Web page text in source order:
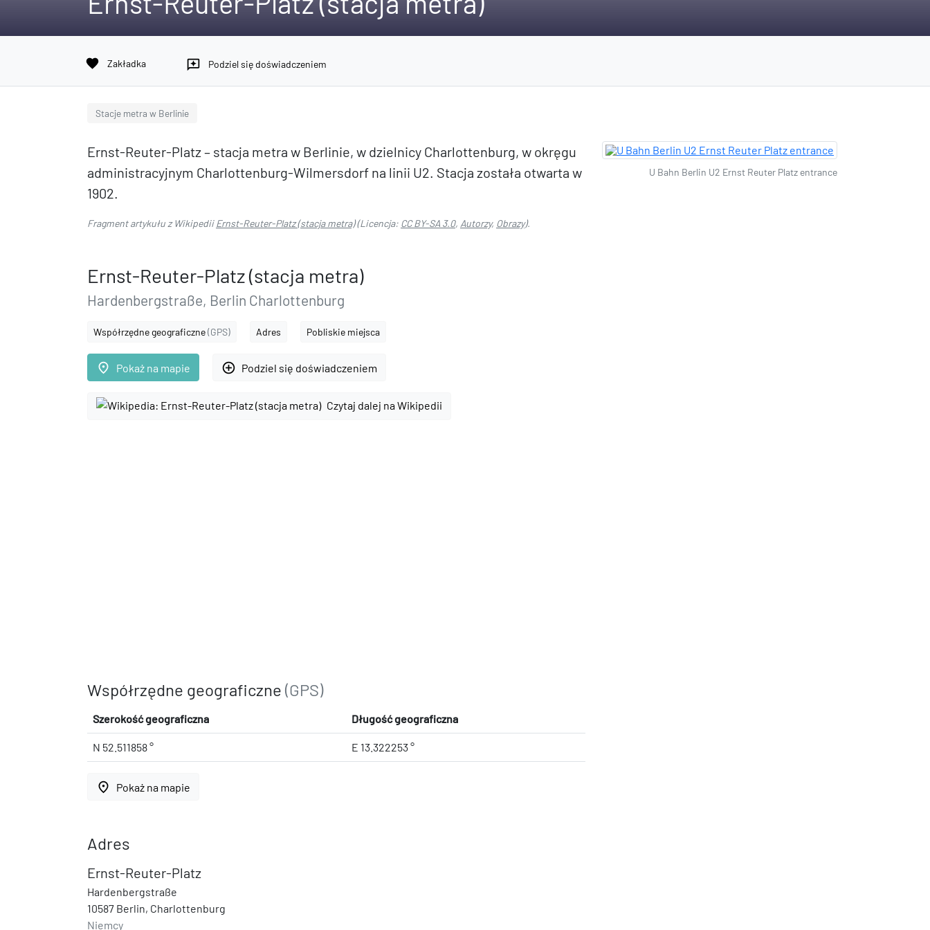
favorite Zakładka reviews Podziel się doświadczeniem
Stacje metra w Berlinie
Ernst-Reuter-Platz – stacja metra w Berlinie, w dzielnicy Charlottenburg, w okręgu
administracyjnym Charlottenburg-Wilmersdorf na linii U2. Stacja została otwarta w
1902.
Fragment artykułu z WikipediiErnst-Reuter-Platz (stacja metra)(Licencja: CC BY-SA 3.0, Autorzy, Obrazy).
Ernst-Reuter-Platz (stacja metra)
Hardenbergstraße, Berlin Charlottenburg
Współrzędne geograficzne(GPS) Adres Pobliskie miejsca
place Pokaż na mapie add_circle_outline Podziel się doświadczeniem
Czytaj dalej na Wikipedii
Współrzędne geograficzne (GPS)
Szerokość geograficzna Długość geograficzna
N 52.511858 ° E 13.322253 °
place Pokaż na mapie
Adres
Ernst-Reuter-Platz
Hardenbergstraße
10587 Berlin, Charlottenburg
Niemcy
U Bahn Berlin U2 Ernst Reuter Platz entrance